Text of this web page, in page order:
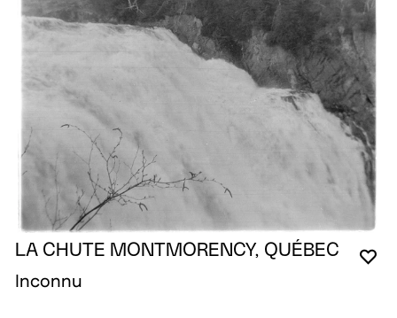
LA CHUTE MONTMORENCY, QUÉBEC
Inconnu